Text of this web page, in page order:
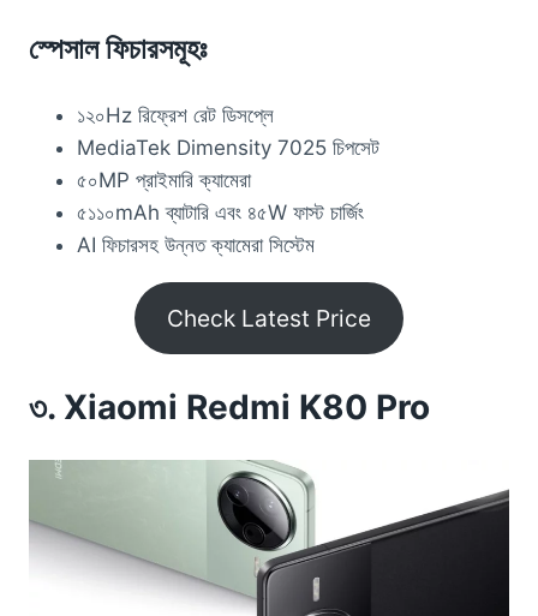
স্পেসাল ফিচারসমূহঃ
১২০Hz রিফ্রেশ রেট ডিসপ্লে
MediaTek Dimensity 7025 চিপসেট
৫০MP প্রাইমারি ক্যামেরা
৫১১০mAh ব্যাটারি এবং ৪৫W ফাস্ট চার্জিং
AI ফিচারসহ উন্নত ক্যামেরা সিস্টেম
Check Latest Price
৩. Xiaomi Redmi K80 Pro